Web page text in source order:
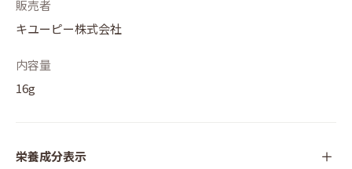
販売者
キユーピー株式会社
内容量
16g
栄養成分表示